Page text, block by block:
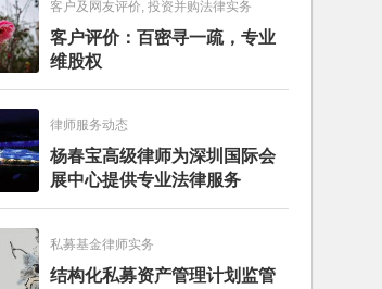
客户及网友评价, 投资并购法律实务
客户评价：百密寻一疏，专业
维股权
律师服务动态
杨春宝高级律师为深圳国际会
展中心提供专业法律服务
私募基金律师实务
结构化私募资产管理计划监管